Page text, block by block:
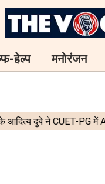
हेल्प मनोरंजन